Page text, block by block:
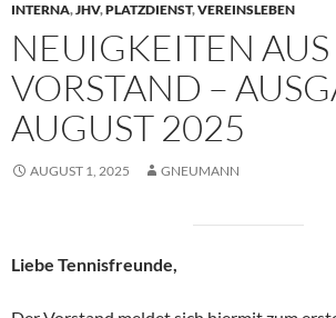
INTERNA,JHV,PLATZDIENST,VEREINSLEBEN
NEUIGKEITEN
VORSTAND –
AUGUST 2025
AUGUST 1, 2025 GNEUMANN
Liebe Tennisfreunde,